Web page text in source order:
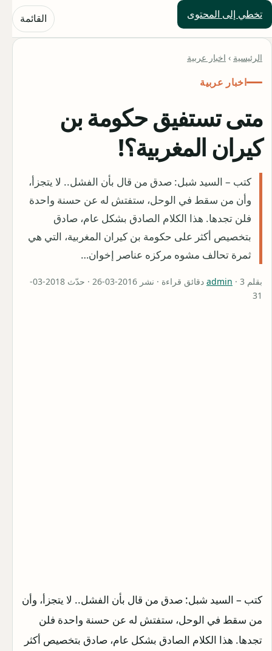
تخطي إلى المحتوى
حلول العالم القائمة
الرئيسية › اخبار عربية
اخبار عربية
متى تستفيق حكومة بن
كيران المغربية؟!
كتب – السيد شبل: صدق من قال بأن الفشل.. لا يتجزأ،
وأن من سقط في الوحل، ستفتش له عن حسنة واحدة
فلن تجدها. هذا الكلام الصادق بشكل عام، صادق
بتخصيص أكثر على حكومة بن كيران المغربية، التي هي
ثمرة تحالف مشوه مركزه عناصر إخوان…
بقلم admin
· 3 دقائق قراءة · نشر 2016-03-26 · حدّث 2018-03-
31
كتب – السيد شبل: صدق من قال بأن الفشل.. لا يتجزأ، وأن
من سقط في الوحل، ستفتش له عن حسنة واحدة فلن
تجدها. هذا الكلام الصادق بشكل عام، صادق بتخصيص أكثر